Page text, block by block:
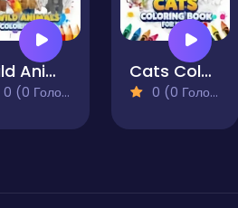
Wild Animals Coloring Book
0 (0 Голосів)
Cats Coloring Book for Kids
0 (0 Голосів)